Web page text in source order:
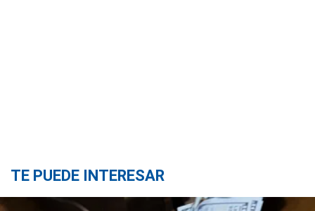
TE PUEDE INTERESAR